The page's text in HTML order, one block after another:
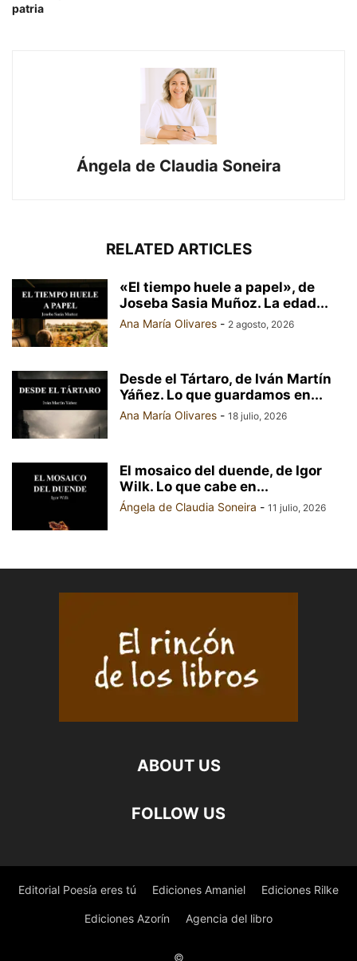
patria
Ángela de Claudia Soneira
RELATED ARTICLES
«El tiempo huele a papel», de
Joseba Sasia Muñoz. La edad...
Ana María Olivares - 2 agosto, 2026
Desde el Tártaro, de Iván Martín
Yáñez. Lo que guardamos en...
Ana María Olivares - 18 julio, 2026
El mosaico del duende, de Igor
Wilk. Lo que cabe en...
Ángela de Claudia Soneira - 11 julio, 2026
ABOUT US
FOLLOW US
Editorial Poesía eres tú Ediciones Amaniel Ediciones Rilke
Ediciones Azorín Agencia del libro
©